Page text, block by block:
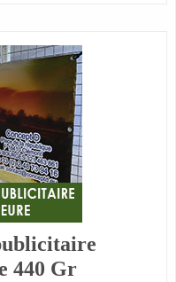
440 Gr